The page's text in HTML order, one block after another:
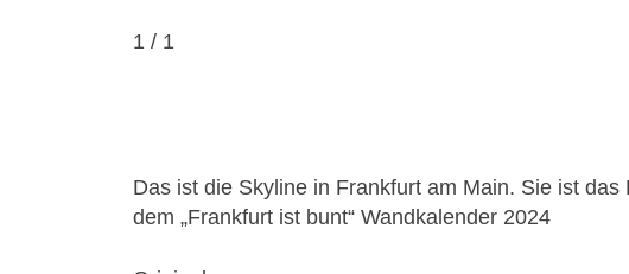
1 / 1
Das ist die Skyline in Frankfurt am Main. Sie ist das
dem „Frankfurt ist bunt“ Wandkalender 2024